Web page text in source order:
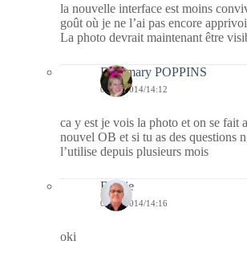
la nouvelle interface est moins
goût où je ne l’ai pas encore
La photo devrait maintenant être
Fabymary POPPINS
02/06/2014/14:12
ca y est je vois la photo et on se fait
nouvel OB et si tu as des questions
l’utilise depuis plusieurs mois
Bernie
02/06/2014/14:16
oki